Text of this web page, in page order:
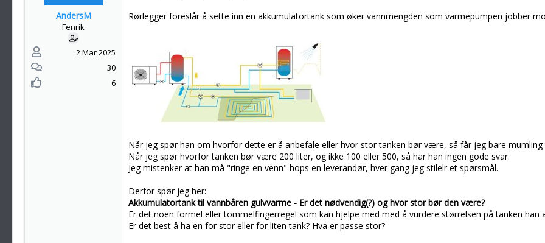
t
o
AndersM
Fenrik
2 Mar 2025
30
6
Rørlegger foreslår å sette inn en akkumulatortank som øker vannmengden som varmepumpen jobber
Når jeg spør han om hvorfor dette er å anbefale eller hvor stor tanken bør være, så får jeg bare mumling
Når jeg spør hvorfor tanken bør være 200 liter, og ikke 100 eller 500, så har han ingen gode svar.
Jeg mistenker at han må "ringe en venn" hops en leverandør, hver gang jeg stilelr et spørsmål.
Derfor spør jeg her:
Akkumulatortank til vannbåren gulvvarme - Er det nødvendig(?) og hvor stor bør den være?
Er det noen formel eller tommelfingerregel som kan hjelpe med med å vurdere størrelsen på tanken han
Er det best å ha en for stor eller for liten tank? Hva er passe stor?